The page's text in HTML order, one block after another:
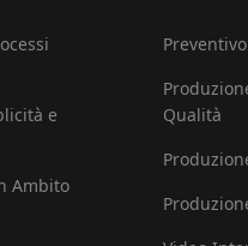
e
Ambito
Qualità